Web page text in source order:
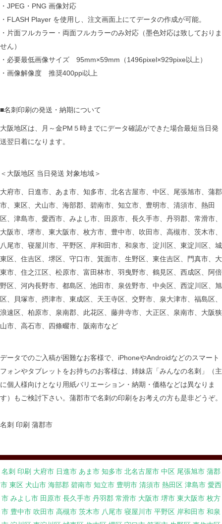
・JPEG・PNG 画像対応
・FLASH Player を使用し、注文画面上にてデータの作成が可能。
・片面フルカラー・両面フルカラーのみ対応（墨色対応は致しておりま
せん）
・必要最低画像サイズ 95mm×59mm（1496pixel×929pixe以上）
・画像解像度 推奨400ppi以上
■名刺印刷の発送・納期について
大阪地区は、月～金PM５時までにデータ確認ができた場合最短当日発
送翌日着になります。
＜大阪地区 当日発送 対象地域＞
大府市、日進市、あま市、知多市、北名古屋市、中区、尾張旭市、蒲郡
市、東区、犬山市、海部郡、碧南市、知立市、豊明市、清須市、熱田
区、津島市、愛西市、みよし市、田原市、長久手市、丹羽郡、常滑市、
大阪市、堺市、東大阪市、枚方市、豊中市、吹田市、高槻市、茨木市、
八尾市、寝屋川市、平野区、岸和田市、和泉市、淀川区、東淀川区、城
東区、住吉区、堺区、守口市、箕面市、生野区、東住吉区、門真市、大
東市、住之江区、松原市、富田林市、羽曳野市、鶴見区、西成区、阿倍
野区、河内長野市、都島区、池田市、泉佐野市、中央区、西淀川区、旭
区、貝塚市、摂津市、東成区、天王寺区、交野市、泉大津市、福島区、
浪速区、柏原市、泉南郡、此花区、藤井寺市、大正区、泉南市、大阪狭
山市、高石市、四條畷市、阪南市など
データでのご入稿が困難なお客様で、iPhoneやAndroidなどのスマート
フォンやタブレットをお持ちのお客様は、姉妹店「みんなの名刺」（主
に個人様向けとなり用紙バリエーション・納期・価格などは異なりま
す）もご検討下さい。蒲郡市で名刺の印刷をお考えの方も是非どうぞ。
名刺 印刷 蒲郡市
名刺 印刷 大府市 日進市 あま市 知多市 北名古屋市 中区 尾張旭市 蒲郡
市 東区 犬山市 海部郡 碧南市 知立市 豊明市 清須市 熱田区 津島市 愛西
市 みよし市 田原市 長久手市 丹羽郡 常滑市 大阪市 堺市 東大阪市 枚方
市 豊中市 吹田市 高槻市 茨木市 八尾市 寝屋川市 平野区 岸和田市 和泉